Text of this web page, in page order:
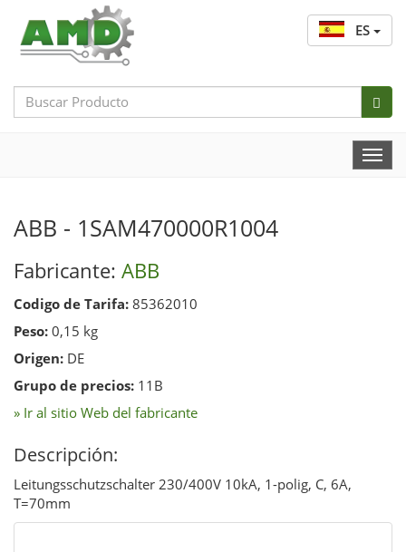
ES
Search
Bar
ABB - 1SAM470000R1004
Fabricante: ABB
Codigo de Tarifa: 85362010
Peso: 0,15 kg
Origen: DE
Grupo de precios: 11B
» Ir al sitio Web del fabricante
Descripción:
Leitungsschutzschalter 230/400V 10kA, 1-polig, C, 6A,
T=70mm